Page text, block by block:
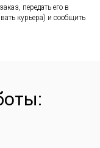
передать его в
курьера) и сообщить